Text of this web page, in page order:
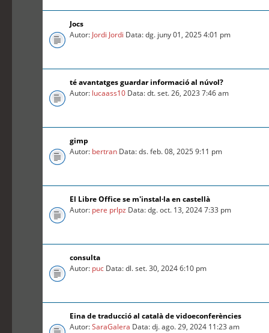
Jocs
Autor: Jordi Jordi Data: dg. juny 01, 2025 4:01 pm
té avantatges guardar informació al núvol?
Autor: lucaass10 Data: dt. set. 26, 2023 7:46 am
gimp
Autor: bertran Data: ds. feb. 08, 2025 9:11 pm
El Libre Office se m'instal·la en castellà
Autor: pere prlpz Data: dg. oct. 13, 2024 7:33 pm
consulta
Autor: puc Data: dl. set. 30, 2024 6:10 pm
Eina de traducció al català de vidoeconferències
Autor:SaraGalera Data: dj. ago. 29, 2024 11:23 am